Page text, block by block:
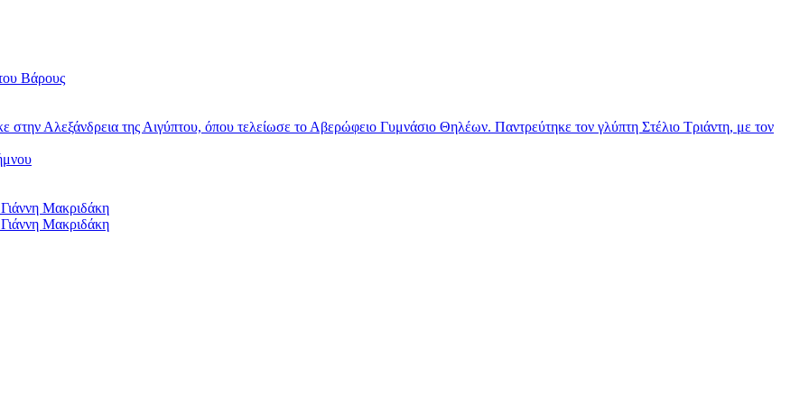
Βάρους
Αλεξάνδρεια της Αιγύπτου, όπου τελείωσε το Αβερώφειο Γυμνάσιο Θηλέων. Παντρεύτηκε τον γλύπτη Στέλιο Τριάντη, με τον
Μακριδάκη
Μακριδάκη